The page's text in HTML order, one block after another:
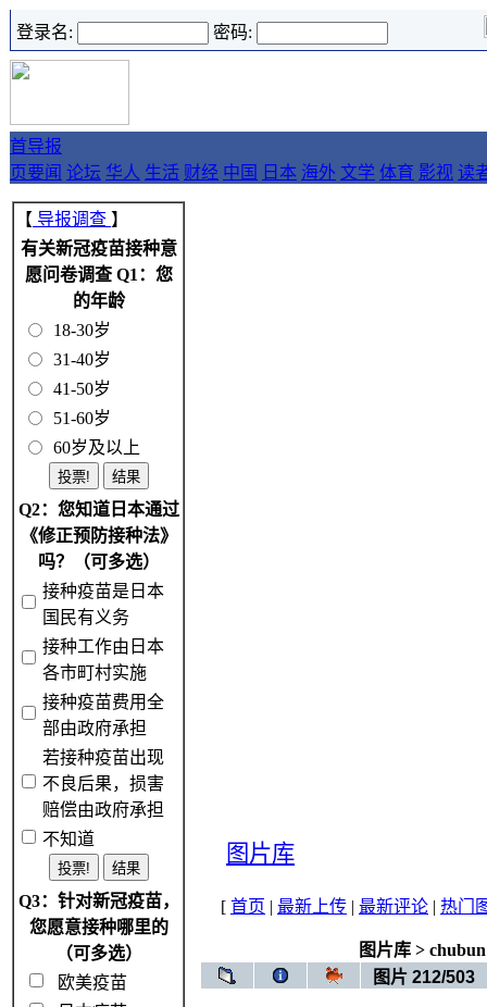
登录名: 密码:
首
页
导报
要闻 论坛 华人 生活 财经 中国 日本 海外 文学 体育 影视 读
【 导报调查 】
有关新冠疫苗接种意
愿问卷调查 Q1：您
的年龄
18-30岁
31-40岁
41-50岁
51-60岁
60岁及以上
Q2：您知道日本通过
《修正预防接种法》
吗？（可多选）
接种疫苗是日本
国民有义务
接种工作由日本
各市町村实施
接种疫苗费用全
部由政府承担
若接种疫苗出现
不良后果，损害
赔偿由政府承担
不知道
Q3：针对新冠疫苗，
您愿意接种哪里的
（可多选）
欧美疫苗
图片库
[ 首页 | 最新上传 | 最新评论 | 热门
图片库> chubun
图片 212/503